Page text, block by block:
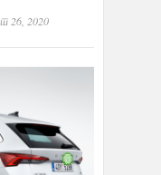
26, 2020